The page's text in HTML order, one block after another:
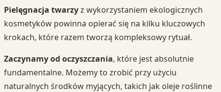
Pielęgnacja twarzyz wykorzystaniem ekologicznych
kosmetyków powinna opierać się na kilku kluczowych
krokach, które razem tworzą kompleksowy rytuał.
Zaczynamy od oczyszczania, które jest absolutnie
fundamentalne. Możemy to zrobić przy użyciu
naturalnych środków myjących, takich jak oleje roślinne